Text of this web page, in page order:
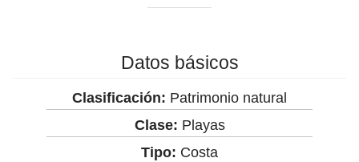
Datos básicos
Clasificación: Patrimonio natural
Clase: Playas
Tipo: Costa